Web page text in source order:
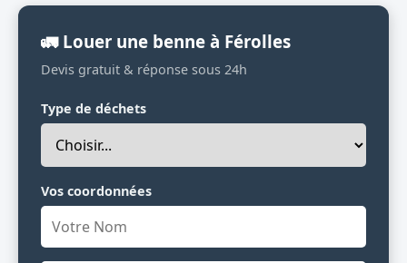
🚛 Louer une benne à Férolles
Devis gratuit & réponse sous 24h
Type de déchets
Vos coordonnées